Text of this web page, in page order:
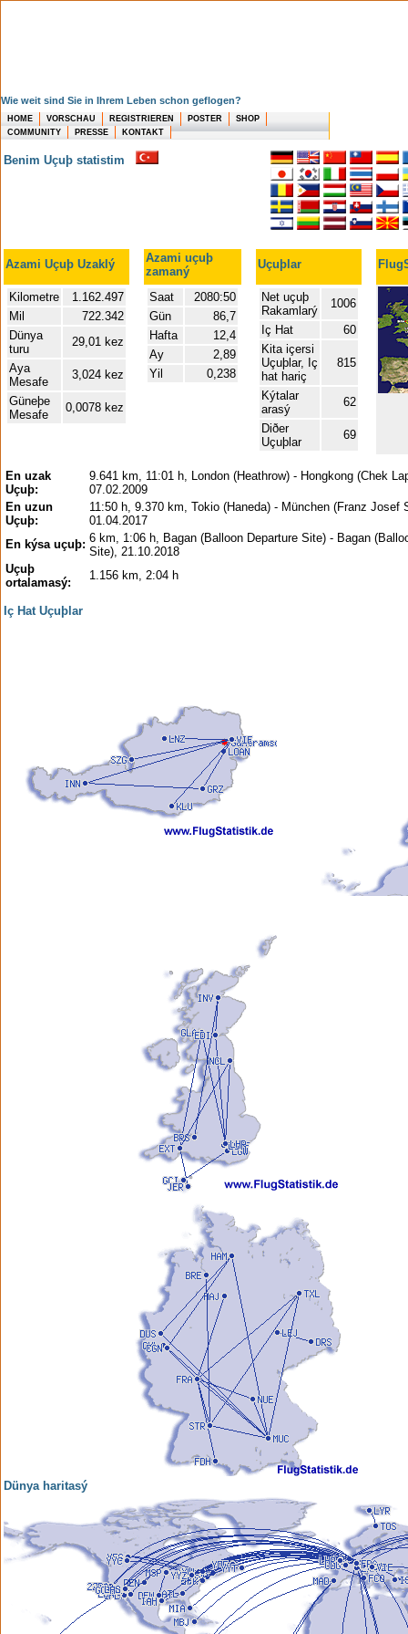
Wie weit sind Sie in Ihrem Leben schon geflogen?
HOME VORSCHAU REGISTRIEREN POSTER
SHOP
COMMUNITY
PRESSE KONTAKT
Benim Uçuþ statistim
Azami Uçuþ Uzaklý
Azami uçuþ
zamaný
Uçuþlar
Kilometre
1.162.497
Mil
722.342
Dünya
turu
29,01 kez
Aya
Mesafe
3,024 kez
Güneþe
Mesafe
0,0078 kez
Saat
2080:50
Gün
86,7
Hafta
12,4
Ay
2,89
Yil
0,238
Net uçuþ
Rakamlarý
1006
Iç Hat
60
Kita içersi
Uçuþlar, Iç
hat hariç
815
Kýtalar
arasý
62
Diðer
Uçuþlar
69
En uzak
Uçuþ:
9.641 km, 11:01 h, London (Heathrow) - Hongkong (Chek
07.02.2009
En uzun
Uçuþ:
11:50 h, 9.370 km, Tokio (Haneda) - München (Franz Josef
01.04.2017
En kýsa uçuþ: 6 km, 1:06 h, Bagan (Balloon Departure Site) - Bagan
Site), 21.10.2018
Uçuþ
ortalamasý:
1.156 km, 2:04 h
Iç Hat Uçuþlar
Dünya haritasý